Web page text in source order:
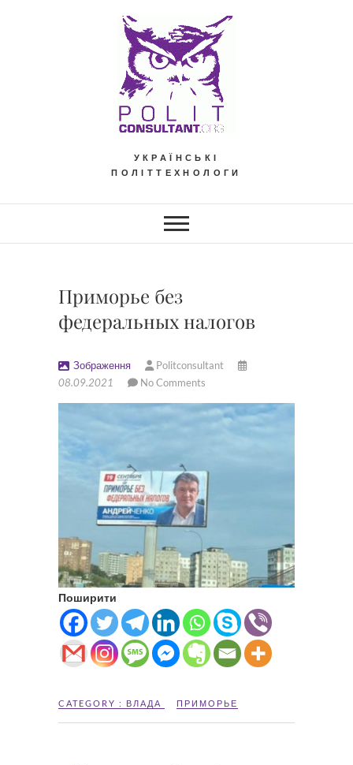
УКРАЇНСЬКІ
ПОЛІТТЕХНОЛОГИ
Приморье без
федеральных налогов
Зображення
Politconsultant
08.09.2021
No Comments
Поширити
CATEGORY : ВЛАДА ПРИМОРЬЕ